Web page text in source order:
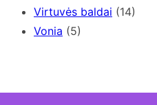
Virtuvės baldai (14)
Vonia (5)